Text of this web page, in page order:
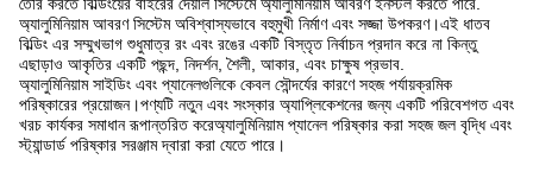
অ্যালুমিনিয়াম আবরণ সিস্টেম অবিশ্বাস্যভাবে বহুমুখী নির্মাণ এবং সজ্জা উপকরণ।এই ধাতব
বিল্ডিং এর সম্মুখভাগ শুধুমাত্র রং এবং রঙের একটি বিস্তৃত নির্বাচন প্রদান করে না কিন্তু
এছাড়াও আকৃতির একটি পছন্দ, নিদর্শন, শৈলী, আকার, এবং চাক্ষুষ প্রভাব.
অ্যালুমিনিয়াম সাইডিং এবং প্যানেলগুলিকে কেবল সৌন্দর্যের কারণে সহজ পর্যায়ক্রমিক
পরিষ্কারের প্রয়োজন।পণ্যটি নতুন এবং সংস্কার অ্যাপ্লিকেশনের জন্য একটি পরিবেশগত এবং
খরচ কার্যকর সমাধান রূপান্তরিত করেঅ্যালুমিনিয়াম প্যানেল পরিষ্কার করা সহজ জল বৃদ্ধি এবং
স্ট্যান্ডার্ড পরিষ্কার সরঞ্জাম দ্বারা করা যেতে পারে।